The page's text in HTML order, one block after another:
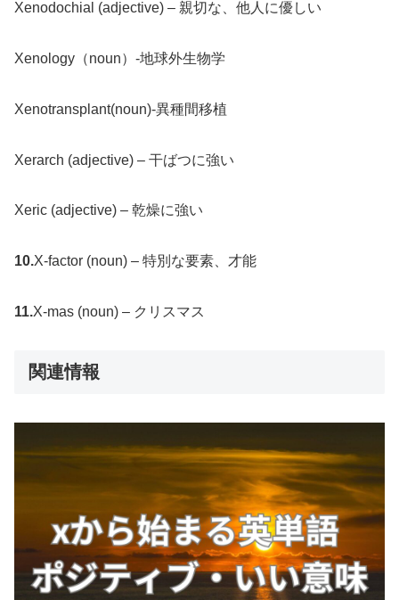
Xenodochial (adjective) – 親切な、他人に優しい
Xenology（noun）-地球外生物学
Xenotransplant(noun)-異種間移植
Xerarch (adjective) – 干ばつに強い
Xeric (adjective) – 乾燥に強い
10.X-factor (noun) – 特別な要素、才能
11.X-mas (noun) – クリスマス
関連情報